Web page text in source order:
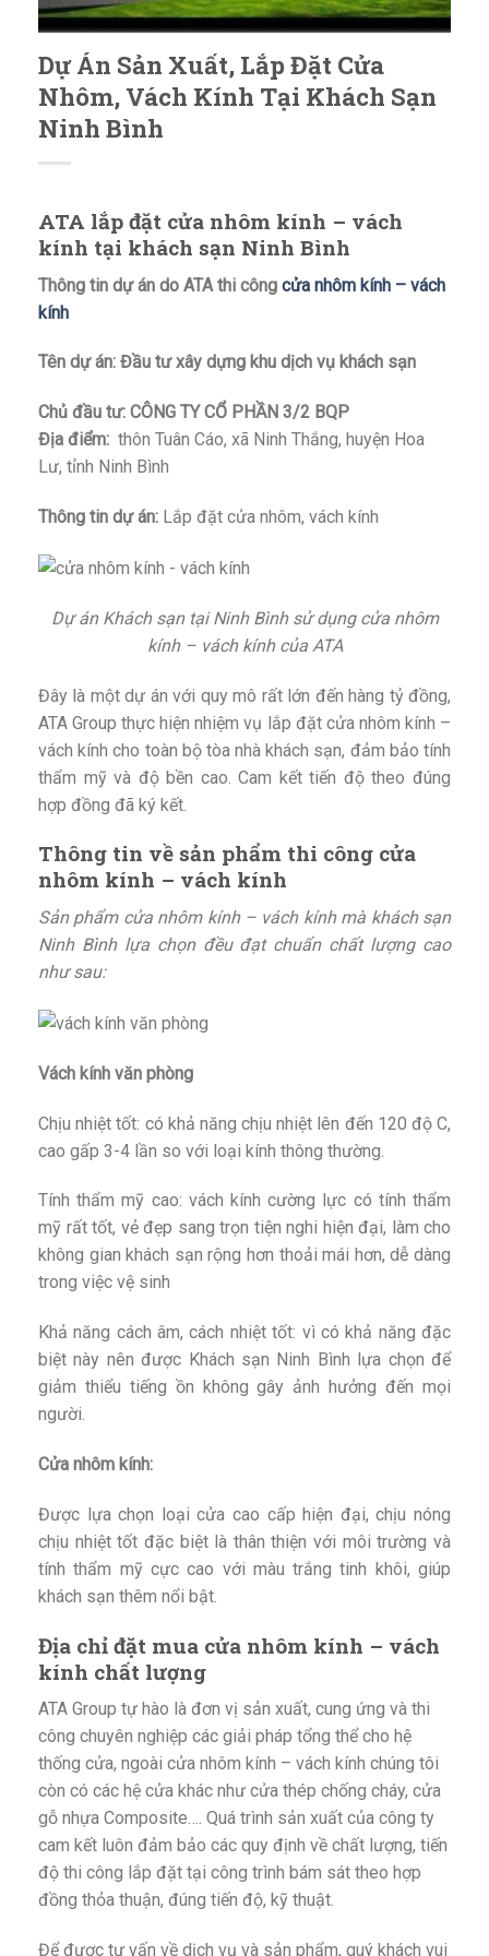
Dự Án Sản Xuất, Lắp Đặt Cửa
Nhôm, Vách Kính Tại Khách Sạn
Ninh Bình
ATA lắp đặt cửa nhôm kính – vách
kính tại khách sạn Ninh Bình
Thông tin dự án do ATA thi công cửa nhôm kính – vách
kính
Tên dự án: Đầu tư xây dựng khu dịch vụ khách sạn
Chủ đầu tư: CÔNG TY CỔ PHẦN 3/2 BQP
Địa điểm: thôn Tuân Cáo, xã Ninh Thắng, huyện Hoa
Lư, tỉnh Ninh Bình
Thông tin dự án: Lắp đặt cửa nhôm, vách kính
Dự án Khách sạn tại Ninh Bình sử dụng cửa nhôm
kính – vách kính của ATA
Đây là một dự án với quy mô rất lớn đến hàng tỷ đồng,
ATA Group thực hiện nhiệm vụ lắp đặt cửa nhôm kính –
vách kính cho toàn bộ tòa nhà khách sạn, đảm bảo tính
thẩm mỹ và độ bền cao. Cam kết tiến độ theo đúng
hợp đồng đã ký kết.
Thông tin về sản phẩm thi công cửa
nhôm kính – vách kính
Sản phẩm cửa nhôm kính – vách kính mà khách sạn
Ninh Bình lựa chọn đều đạt chuẩn chất lượng cao
như sau:
Vách kính văn phòng
Chịu nhiệt tốt: có khả năng chịu nhiệt lên đến 120 độ C,
cao gấp 3-4 lần so với loại kính thông thường.
Tính thẩm mỹ cao: vách kính cường lực có tính thẩm
mỹ rất tốt, vẻ đẹp sang trọn tiện nghi hiện đại, làm cho
không gian khách sạn rộng hơn thoải mái hơn, dễ dàng
trong việc vệ sinh
Khả năng cách âm, cách nhiệt tốt: vì có khả năng đặc
biệt này nên được Khách sạn Ninh Bình lựa chọn để
giảm thiểu tiếng ồn không gây ảnh hưởng đến mọi
người.
Cửa nhôm kính:
Được lựa chọn loại cửa cao cấp hiện đại, chịu nóng
chịu nhiệt tốt đặc biệt là thân thiện với môi trường và
tính thẩm mỹ cực cao với màu trắng tinh khôi, giúp
khách sạn thêm nổi bật.
Địa chỉ đặt mua cửa nhôm kính – vách
kính chất lượng
ATA Group tự hào là đơn vị sản xuất, cung ứng và thi
công chuyên nghiệp các giải pháp tổng thể cho hệ
thống cửa, ngoài cửa nhôm kính – vách kính chúng tôi
còn có các hệ cửa khác như cửa thép chống cháy, cửa
gỗ nhựa Composite…. Quá trình sản xuất của công ty
cam kết luôn đảm bảo các quy định về chất lượng, tiến
độ thi công lắp đặt tại công trình bám sát theo hợp
đồng thỏa thuận, đúng tiến độ, kỹ thuật.
Để được tư vấn về dịch vụ và sản phẩm, quý khách vui